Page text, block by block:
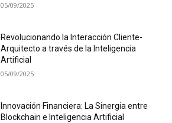
05/09/2025
Revolucionando la Interacción Cliente-
Arquitecto a través de la Inteligencia
Artificial
05/09/2025
Innovación Financiera: La Sinergia entre
Blockchain e Inteligencia Artificial